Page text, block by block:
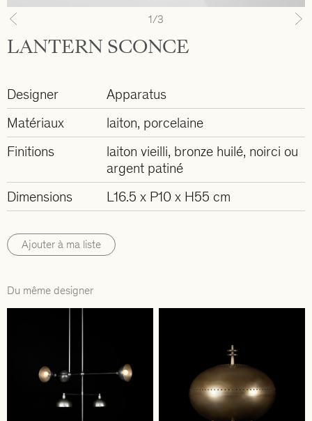
Previous 1/3
LANTERN SCONCE
Designer
Apparatus
Matériaux
laiton, porcelaine
Finitions
laiton vieilli, bronze huilé, noirci ou
argent patiné
Dimensions
L16.5 x P10 x H55 cm
Ajouter à ma liste
Du même designer